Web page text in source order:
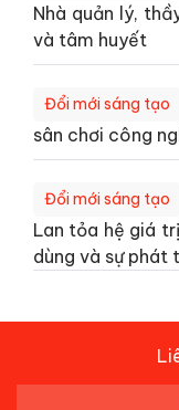
Nhà quản lý,
và tâm huyết
Đổi mới sáng tạo
sân chơi công
Đổi mới sáng tạo
Lan tỏa hệ giá
dùng và sự phát